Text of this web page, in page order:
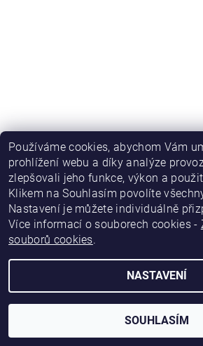
Obchodní podmínky | Podmínky ochrany
Napište nám | Katalog firem
2026 © eshop.inform.cz, všechna práva
Vytvořil Shoptet
Používáme cookies, abychom Vám
prohlížení webu a díky analýze
zlepšovali jeho funkce, výkon a
Klikem na Souhlasím povolíte
Nastavení je můžete individuálně
Více informací o souborech cookies -
souborů cookies.
NASTAVENÍ
SOUHLASÍM